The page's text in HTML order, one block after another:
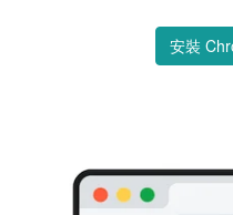
安裝